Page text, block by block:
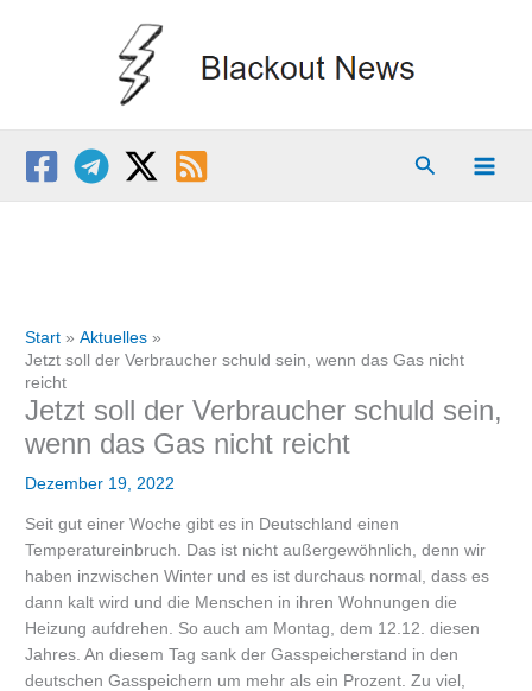
Suchen
Start
Aktuelles
Jetzt soll der Verbraucher schuld sein, wenn das Gas nicht
reicht
Jetzt soll der Verbraucher schuld sein,
wenn das Gas nicht reicht
Dezember 19, 2022
Seit gut einer Woche gibt es in Deutschland einen
Temperatureinbruch. Das ist nicht außergewöhnlich, denn wir
haben inzwischen Winter und es ist durchaus normal, dass es
dann kalt wird und die Menschen in ihren Wohnungen die
Heizung aufdrehen. So auch am Montag, dem 12.12. diesen
Jahres. An diesem Tag sank der Gasspeicherstand in den
deutschen Gasspeichern um mehr als ein Prozent. Zu viel,